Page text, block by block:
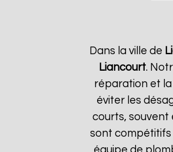
Dans la ville de
Liancourt.
réparation et
éviter les
courts, souvent
sont compétitifs